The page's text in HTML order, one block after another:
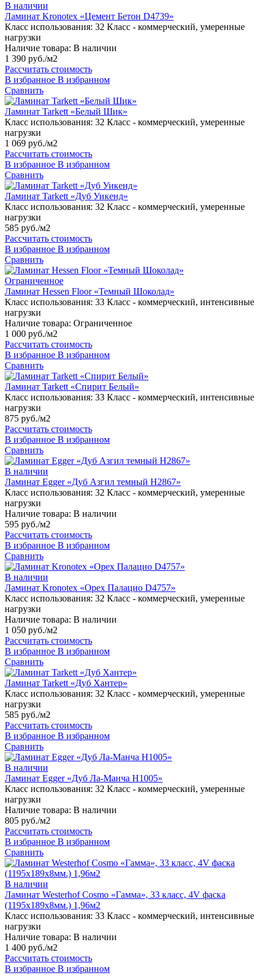
В наличии
Ламинат Kronotex «Цемент Бетон D4739»
Класс использования: 32 Класс - коммерческий, умеренные
нагрузки
Наличие товара: В наличии
1 390 руб./м2
Рассчитать стоимость
В избранное В избранном
Сравнить
Ламинат Tarkett «Белый Шик»
Класс использования: 32 Класс - коммерческий, умеренные
нагрузки
1 069 руб./м2
Рассчитать стоимость
В избранное В избранном
Сравнить
Ламинат Tarkett «Дуб Уикенд»
Класс использования: 32 Класс - коммерческий, умеренные
нагрузки
585 руб./м2
Рассчитать стоимость
В избранное В избранном
Сравнить
Ограниченное
Ламинат Hessen Floor «Темный Шоколад»
Класс использования: 33 Класс - коммерческий, интенсивные
нагрузки
Наличие товара: Ограниченное
1 000 руб./м2
Рассчитать стоимость
В избранное В избранном
Сравнить
Ламинат Tarkett «Спирит Белый»
Класс использования: 33 Класс - коммерческий, интенсивные
нагрузки
875 руб./м2
Рассчитать стоимость
В избранное В избранном
Сравнить
В наличии
Ламинат Egger «Дуб Азгил темный H2867»
Класс использования: 32 Класс - коммерческий, умеренные
нагрузки
Наличие товара: В наличии
595 руб./м2
Рассчитать стоимость
В избранное В избранном
Сравнить
В наличии
Ламинат Kronotex «Орех Палацио D4757»
Класс использования: 32 Класс - коммерческий, умеренные
нагрузки
Наличие товара: В наличии
1 050 руб./м2
Рассчитать стоимость
В избранное В избранном
Сравнить
Ламинат Tarkett «Дуб Хантер»
Класс использования: 32 Класс - коммерческий, умеренные
нагрузки
585 руб./м2
Рассчитать стоимость
В избранное В избранном
Сравнить
В наличии
Ламинат Egger «Дуб Ла-Манча H1005»
Класс использования: 32 Класс - коммерческий, умеренные
нагрузки
Наличие товара: В наличии
805 руб./м2
Рассчитать стоимость
В избранное В избранном
Сравнить
В наличии
Ламинат Westerhof Cosmo «Гамма», 33 класс, 4V фаска
(1195х189х8мм.) 1,96м2
Класс использования: 33 Класс - коммерческий, интенсивные
нагрузки
Наличие товара: В наличии
1 400 руб./м2
Рассчитать стоимость
В избранное В избранном